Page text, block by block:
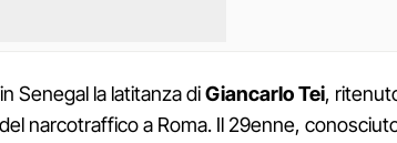
Senegal la latitanza diGiancarlo Tei,
narcotraffico a Roma. Il 29enne,